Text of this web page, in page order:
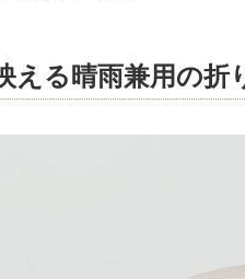
える晴雨兼用の折